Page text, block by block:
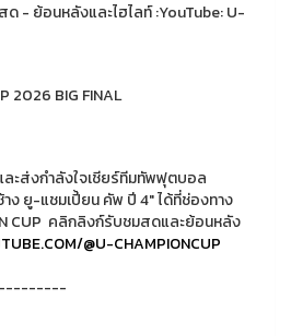
- ย้อนหลังและไฮไลท์ :YouTube: U-
2026 BIG FINAL
ะส่งกำลังใจเชียร์ทีมทัพฟุตบอล
ง ยู-แชมเปี้ยน คัพ ปี 4" ได้ที่ช่องทาง
CUP คลิกลิงก์รับชมสดและย้อนหลัง
@U-CHAMPIONCUP